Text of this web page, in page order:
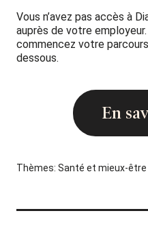
Vous n’avez pas accès à
auprès de votre
commencez votre
dessous.
En
Thèmes: Santé et mieux-être